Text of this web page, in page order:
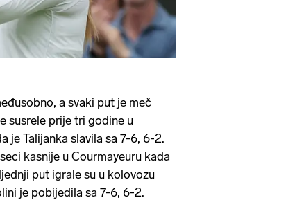
a svaki put je meč
susrele prije tri godine u
je Talijanka slavila sa 7-6, 6-2.
kasnije u Courmayeuru kada
put igrale su u kolovozu
je pobijedila sa 7-6, 6-2.